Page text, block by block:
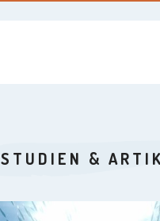
STUDIEN &